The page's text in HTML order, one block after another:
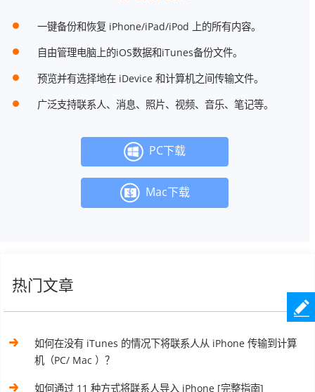
一键备份和恢复 iPhone/iPad/iPod 上的所有内容。
自由管理电脑上的iOS数据和iTunes备份文件。
预览并有选择地在 iDevice 和计算机之间传输文件。
广泛支持联系人、消息、照片、视频、音乐、笔记等。
PC下载
Mac下载
热门文章
如何在没有 iTunes 的情况下将联系人从 iPhone 传输到计算
机（PC/ Mac ）？
如何通过 11 种方式将联系人导入 iPhone [完整指南]